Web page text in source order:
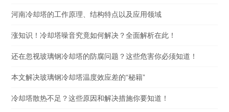
河南冷却塔的工作原理、结构特点以及应用领域
涨知识！冷却塔噪音究竟如何解决？全面解析在此！
还在忽视玻璃钢冷却塔的防腐问题？这些危害你必须知道！
本文解决玻璃钢冷却塔温度效应差的“秘籍”
冷却塔散热不足？这些原因和解决措施你要知道！